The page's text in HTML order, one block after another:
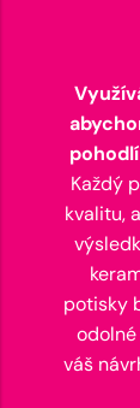
Každý
kvalitu,
potisky
odolné
váš